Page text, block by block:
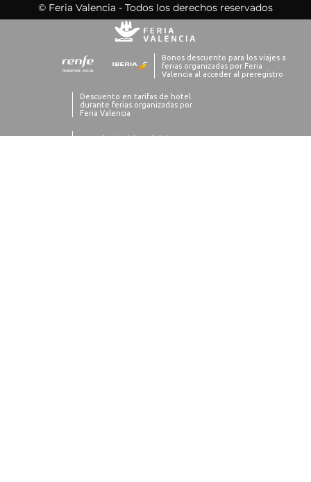
© Feria Valencia - Todos los derechos reservados